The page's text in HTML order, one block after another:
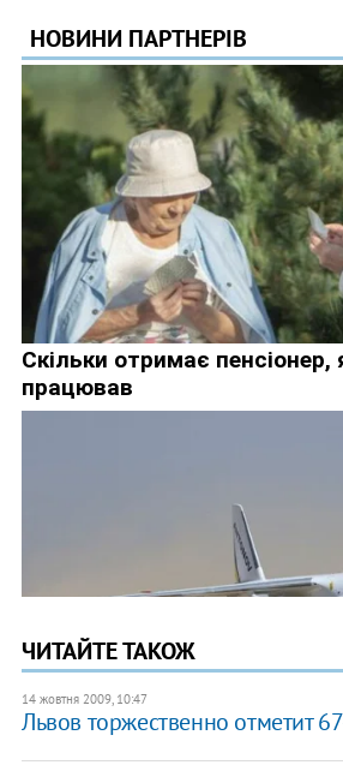
ЧИТАЙТЕ ТАКОЖ
14 жовтня 2009, 10:47
Львов торжественно отметит